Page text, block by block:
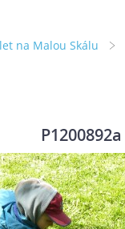
na Malou Skálu
P1200892a